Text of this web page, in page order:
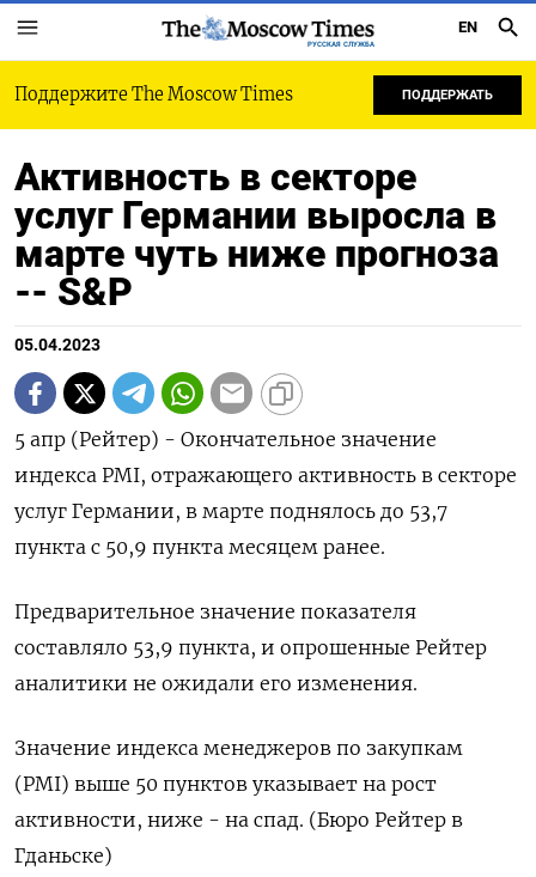
РУССКАЯ СЛУЖБА
EN
Поддержите The Moscow Times ПОДДЕРЖАТЬ
Активность в секторе
услуг Германии выросла в
марте чуть ниже прогноза
-- S&P
05.04.2023
5 апр (Рейтер) - Окончательное значение
индекса PMI, отражающего активность в секторе
услуг Германии, в марте поднялось до 53,7
пункта с 50,9 пункта месяцем ранее.
Предварительное значение показателя
составляло 53,9 пункта, и опрошенные Рейтер
аналитики не ожидали его изменения.
Значение индекса менеджеров по закупкам
(PMI) выше 50 пунктов указывает на рост
активности, ниже - на спад. (Бюро Рейтер в
Гданьске)